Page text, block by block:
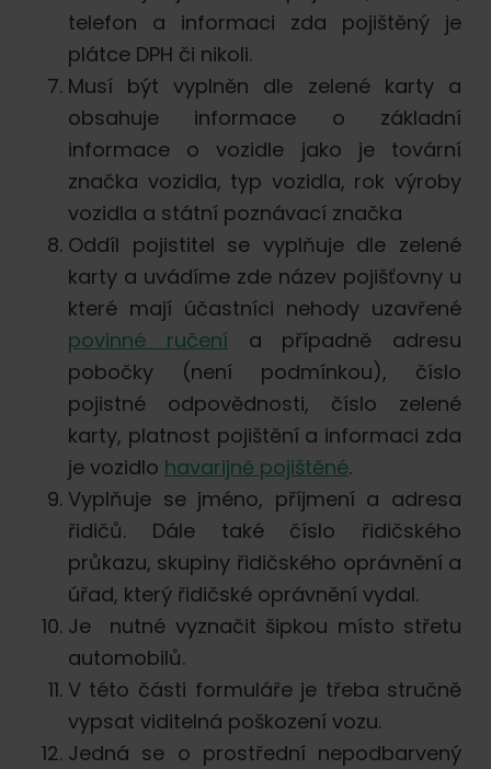
telefon a informaci zda pojištěný je
plátce DPH či nikoli.
Musí být vyplněn dle zelené karty a
obsahuje informace o základní
informace o vozidle jako je tovární
značka vozidla, typ vozidla, rok výroby
vozidla a státní poznávací značka
Oddíl pojistitel se vyplňuje dle zelené
karty a uvádíme zde název pojišťovny u
které mají účastníci nehody uzavřené
povinné ručenía případně adresu
pobočky (není podmínkou), číslo
pojistné odpovědnosti, číslo zelené
karty, platnost pojištění a informaci zda
je vozidlo havarijně pojištěné.
Vyplňuje se jméno, příjmení a adresa
řidičů. Dále také číslo řidičského
průkazu, skupiny řidičského oprávnění a
úřad, který řidičské oprávnění vydal.
Je nutné vyznačit šipkou místo střetu
automobilů.
V této části formuláře je třeba stručně
vypsat viditelná poškození vozu.
Jedná se o prostřední nepodbarvený